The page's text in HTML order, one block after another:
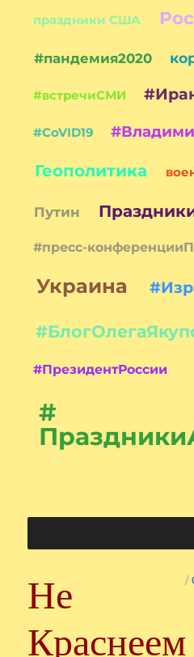
праздники США
#пандемия2020
#встречиСМИ
#CoVID19
Геополитика
Путин
#пресс-
Украина
#ПрезидентРоссии
#
Не
Краснеем